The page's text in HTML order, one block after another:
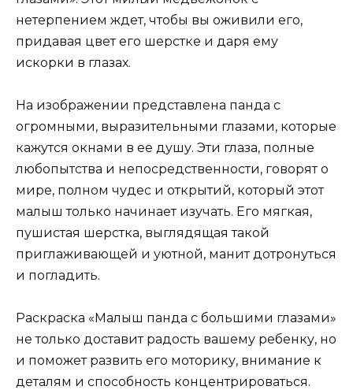
нетерпением ждет, чтобы вы оживили его,
придавая цвет его шерстке и даря ему
искорки в глазах.
На изображении представлена панда с
огромными, выразительными глазами, которые
кажутся окнами в ее душу. Эти глаза, полные
любопытства и непосредственности, говорят о
мире, полном чудес и открытий, который этот
малыш только начинает изучать. Его мягкая,
пушистая шерстка, выглядящая такой
приглаживающей и уютной, манит дотронуться
и погладить.
Раскраска «Малыш панда с большими глазами»
не только доставит радость вашему ребенку, но
и поможет развить его моторику, внимание к
деталям и способность концентрироваться.